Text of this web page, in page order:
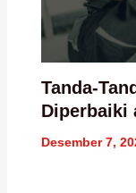
Tanda-
Diperbaiki
Desember 7,